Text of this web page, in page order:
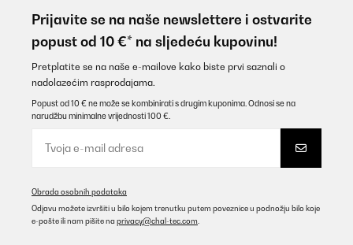
der überdachten Terrasse..
Amazon-Benutzer
Prevedi
POTVRĐENI PREGLED
Geplaatst in onze buitenkeuken. Staat wel droog maar niet
Prevedi
Prijavite se na naše newslettere i ostvarite
popust od 10 €* na sljedeću kupovinu!
Pretplatite se na naše e-mailove kako biste prvi saznali o
nadolazećim rasprodajama.
Popust od 10 € ne može se kombinirati s drugim kuponima. Odnosi se na
narudžbu minimalne vrijednosti 100 €.
Obrada osobnih podataka
Odjavu možete izvršiti u bilo kojem trenutku putem poveznice u podnožju bilo koje
e-pošte ili nam pišite na privacy@chal-tec.com